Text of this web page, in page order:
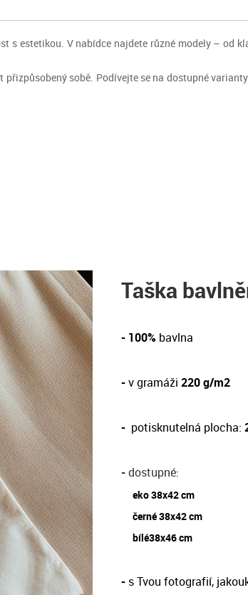
estetikou. V nabídce najdete různé modely – od
sobě. Podívejte se na dostupné
Taška
- 100% bavlna
-v gramáži 220 g/m2
- potisknutelná plocha:
-dostupné:
eko 38x42 cm
černé 38x42 cm
bílé38x46 cm
-s Tvou fotografií,